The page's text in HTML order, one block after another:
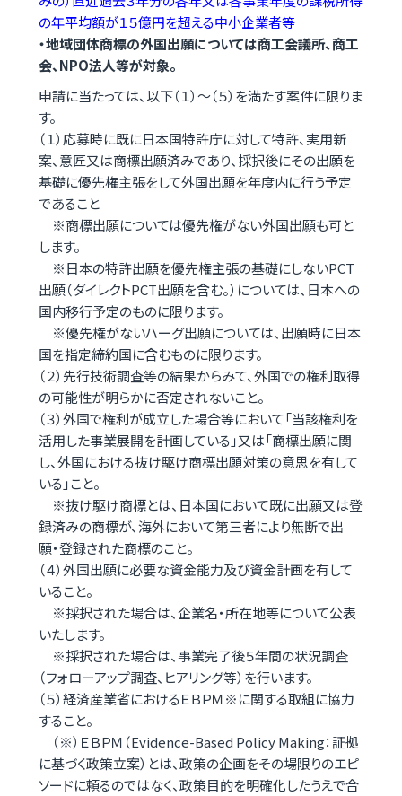
の年平均額が１５億円を超える中小企業者等
・地域団体商標の外国出願については商工会議所、商工
会、NPO法人等が対象。
申請に当たっては、以下（１）～（５）を満たす案件に限りま
す。
（１）応募時に既に日本国特許庁に対して特許、実用新
案、意匠又は商標出願済みであり、採択後にその出願を
基礎に優先権主張をして外国出願を年度内に行う予定
であること
※商標出願については優先権がない外国出願も可と
します。
※日本の特許出願を優先権主張の基礎にしないPCT
出願（ダイレクトPCT出願を含む。）については、日本への
国内移行予定のものに限ります。
※優先権がないハーグ出願については、出願時に日本
国を指定締約国に含むものに限ります。
（２）先行技術調査等の結果からみて、外国での権利取得
の可能性が明らかに否定されないこと。
（３）外国で権利が成立した場合等において「当該権利を
活用した事業展開を計画している」又は「商標出願に関
し、外国における抜け駆け商標出願対策の意思を有して
いる」こと。
※抜け駆け商標とは、日本国において既に出願又は登
録済みの商標が、海外において第三者により無断で出
願・登録された商標のこと。
（４）外国出願に必要な資金能力及び資金計画を有して
いること。
※採択された場合は、企業名・所在地等について公表
いたします。
※採択された場合は、事業完了後５年間の状況調査
（フォローアップ調査、ヒアリング等）を行います。
（５）経済産業省におけるＥＢＰＭ※に関する取組に協力
すること。
（※）ＥＢＰＭ（Evidence-Based Policy Making：証拠
に基づく政策立案）とは、政策の企画をその場限りのエピ
ソードに頼るのではなく、政策目的を明確化したうえで合